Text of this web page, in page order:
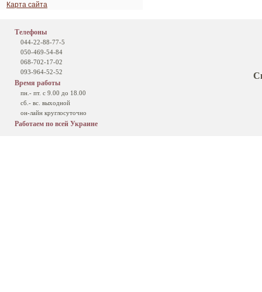
Карта сайта
Телефоны
044-22-88-77-5
050-469-54-84
068-702-17-02
093-964-52-52
Время работы
пн.- пт. с 9.00 до 18.00
сб.- вс. выходной
он-лайн круглосуточно
Работаем по всей Украине